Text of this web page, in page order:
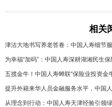
相关
津沽大地书写养老答卷：中国人寿细节
为幸福“加码”：中国人寿深耕湖湘民生
五揽金牛！中国人寿蝉联“保险业投资金
提升外籍来华人员金融服务水平，中国
从理念到行动：中国人寿天津经验引领